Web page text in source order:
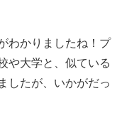
わかりましたね！プ
や大学と、似ている
したが、いかがだっ